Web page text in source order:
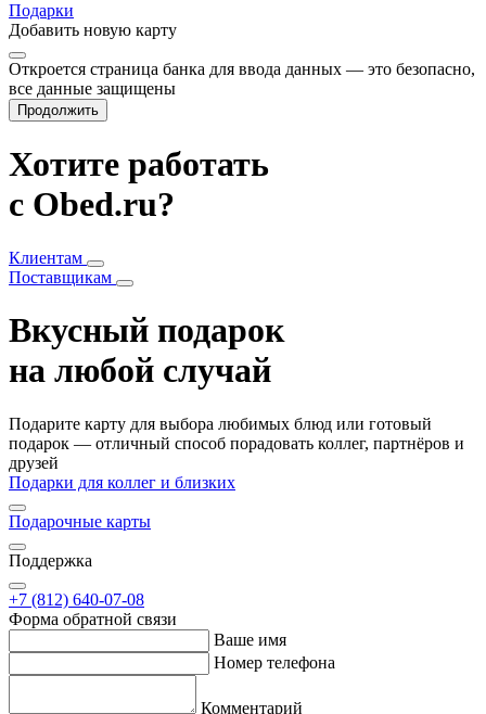
Подарки
Добавить новую карту
Откроется страница банка для ввода данных — это безопасно,
все данные защищены
Продолжить
Хотите работать
с Obed.ru?
Клиентам
Поставщикам
Вкусный подарок
на любой случай
Подарите карту для выбора любимых блюд или готовый
подарок — отличный способ порадовать коллег, партнёров и
друзей
Подарки для коллег и близких
Подарочные карты
Поддержка
+7 (812) 640-07-08
Форма обратной связи
Ваше имя
Номер телефона
Комментарий